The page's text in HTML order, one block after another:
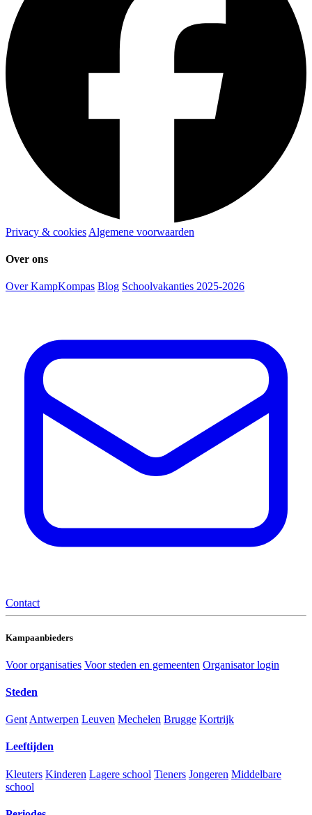
Privacy & cookies Algemene voorwaarden
Over ons
Over KampKompas Blog Schoolvakanties 2025-2026
Contact
Kampaanbieders
Voor organisaties Voor steden en gemeenten Organisator login
Steden
Gent Antwerpen Leuven Mechelen Brugge Kortrijk
Leeftijden
Kleuters Kinderen Lagere school Tieners Jongeren Middelbare
school